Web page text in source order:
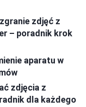
zdjęć z
– poradnik krok
aparatu w
zdjęcia z
dla każdego